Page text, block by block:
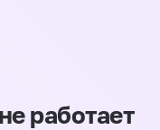
работает